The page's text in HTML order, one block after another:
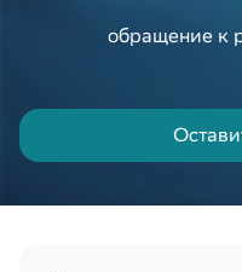
обращение к